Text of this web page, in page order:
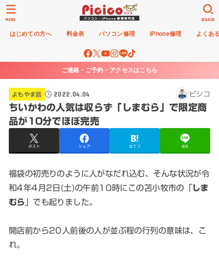
はじめての方へ 料金表 パソコン修理 iPhone修理 よくあ
SEARCH
MENU
ご連絡・ご予約・アクセスはこちら
よもやま話 2022.04.04 ピシコ
ちいかわの人気は収らず「しまむら」で限定商
品が10分でほぼ完売
ポスト シェア はてブ 送る
福袋の初売りのように人がなだれ込む、そんな状況が令
和4年4月2日(土)の午前10時にこの苫小牧市の「しま
むら
」でも起りました。
開店前から20人前後の人が並ぶ程の行列の意味は、こ
れ。